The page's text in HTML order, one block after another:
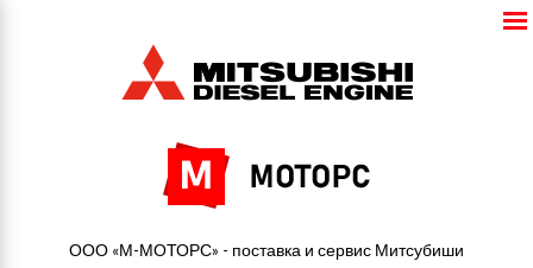
ООО «М-МОТОРС» - поставка и сервис Митсубиши